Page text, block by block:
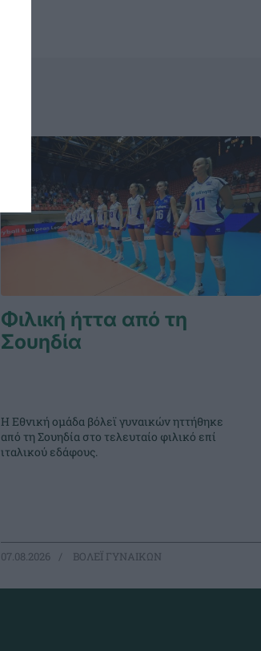
Φιλική ήττα από τη
Σουηδία
Η Εθνική ομάδα βόλεϊ γυναικών ηττήθηκε
από τη Σουηδία στο τελευταίο φιλικό επί
ιταλικού εδάφους.
07.08.2026 ΒΟΛΕΪ ΓΥΝΑΙΚΩΝ